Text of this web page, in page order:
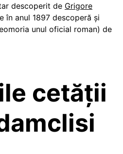
descoperit de Grigore
în anul 1897 descoperă şi
unul oficial roman) de
cetății